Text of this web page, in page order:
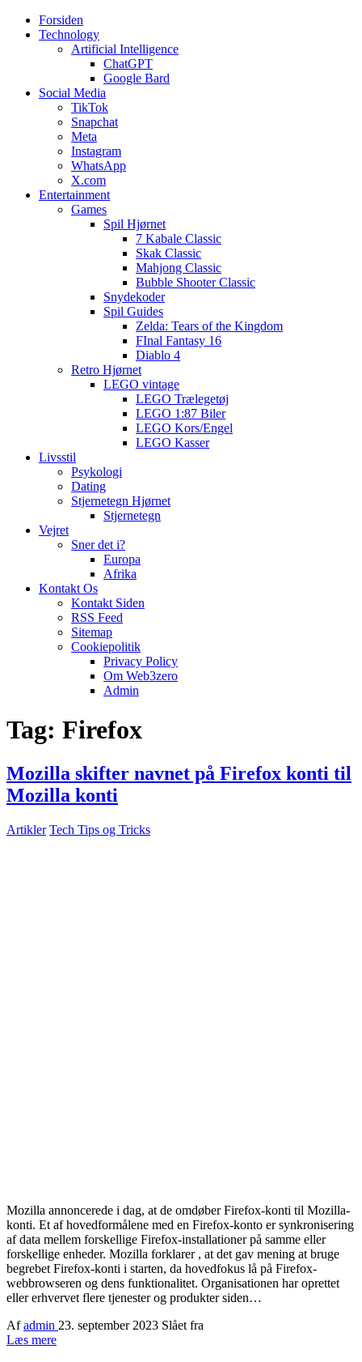
Web3zero.dk
Web3zero.dk
Forsiden
Technology
Artificial Intelligence
ChatGPT
Google Bard
Social Media
TikTok
Snapchat
Meta
Instagram
WhatsApp
X.com
Entertainment
Games
Spil Hjørnet
7 Kabale Classic
Skak Classic
Mahjong Classic
Bubble Shooter Classic
Snydekoder
Spil Guides
Zelda: Tears of the Kingdom
FInal Fantasy 16
Diablo 4
Retro Hjørnet
LEGO vintage
LEGO Trælegetøj
LEGO 1:87 Biler
LEGO Kors/Engel
LEGO Kasser
Livsstil
Psykologi
Dating
Stjernetegn Hjørnet
Stjernetegn
Vejret
Sner det i?
Europa
Afrika
Kontakt Os
Kontakt Siden
RSS Feed
Sitemap
Cookiepolitik
Privacy Policy
Om Web3zero
Admin
Tag: Firefox
Mozilla skifter navnet på Firefox konti til
Mozilla konti
Artikler Tech Tips og Tricks
Mozilla annoncerede i dag, at de omdøber Firefox-konti til Mozilla-
konti. Et af hovedformålene med en Firefox-konto er synkronisering
af data mellem forskellige Firefox-installationer på samme eller
forskellige enheder. Mozilla forklarer , at det gav mening at bruge
begrebet Firefox-konti i starten, da hovedfokus lå på Firefox-
webbrowseren og dens funktionalitet. Organisationen har oprettet
eller erhvervet flere tjenester og produkter siden…
Af admin 23. september 2023 Slået fra
Læs mere